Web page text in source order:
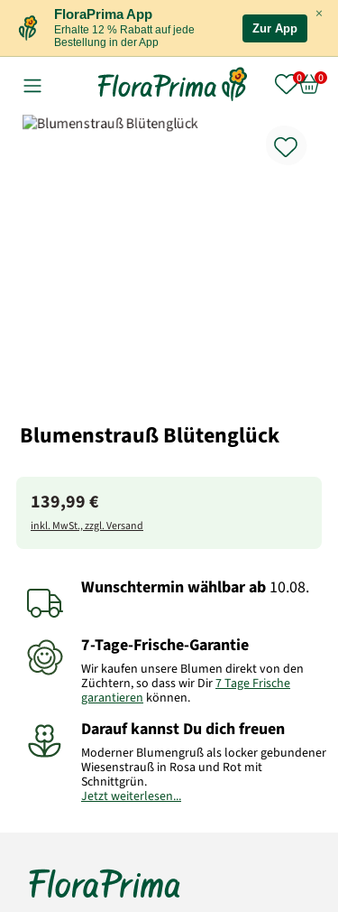
×
FloraPrima App
Erhalte 12 % Rabatt auf jede
Bestellung in der App
Zur App
Blumenstrauß Blütenglück
139,99 €
inkl. MwSt., zzgl. Versand
Wunschtermin wählbarab 10.08.
7-Tage-Frische-Garantie
Wir kaufen unsere Blumen direkt von den
Züchtern, so dass wir Dir7 Tage Frische
garantieren können.
Darauf kannst Du dich freuen
Moderner Blumengruß als locker gebundener
Wiesenstrauß in Rosa und Rot mit
Schnittgrün.
individuell andere Einkaufsquellen durch
seine Großhändler nutzt und somit die
Mengen und Größen der Blüten abweichen
Jetzt weiterlesen...